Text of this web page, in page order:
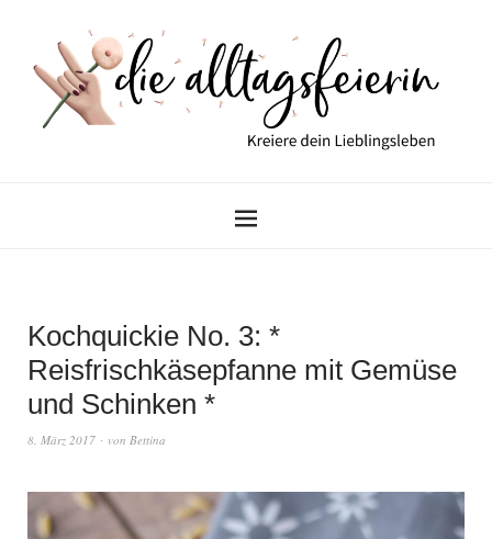
Kochquickie No. 3: *
Reisfrischkäsepfanne mit Gemüse
und Schinken *
8. März 2017 von Bettina